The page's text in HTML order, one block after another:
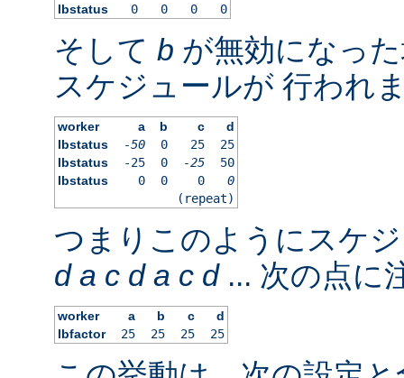
lbstatus
0 0 0 0
そして b が無効になっ
スケジュールが 行われ
worker a b c
d
lbstatus
-50 0 25
25
lbstatus
-25 0 -25
50
lbstatus
0 0 0
0
(repeat)
つまりこのようにスケ
d a c d a c d... 次の点に
worker a b c
d
lbfactor
25 25 25 25